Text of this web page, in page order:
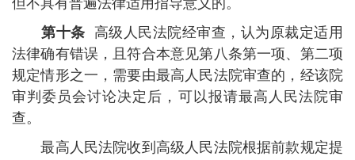
但不具有普遍法律适用指导意义的。
第十条 高级人民法院经审查，认为原裁定适用
法律确有错误，且符合本意见第八条第一项、第二项
规定情形之一，需要由最高人民法院审查的，经该院
审判委员会讨论决定后，可以报请最高人民法院审
查。
最高人民法院收到高级人民法院根据前款规定提